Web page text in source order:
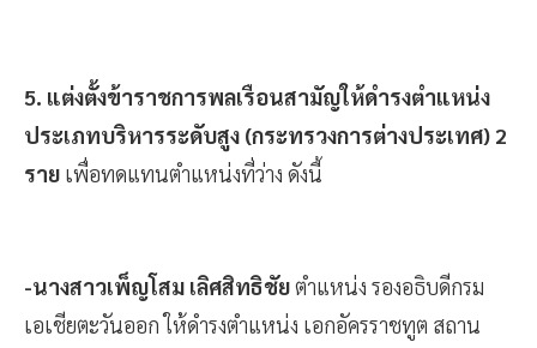
5. แต่งตั้งข้าราชการพลเรือนสามัญให้ดำรงตำแหน่ง
ประเภทบริหารระดับสูง (กระทรวงการต่างประเทศ) 2
ราย เพื่อทดแทนตำแหน่งที่ว่าง ดังนี้
-นางสาวเพ็ญโสม เลิศสิทธิชัยตำแหน่ง รองอธิบดีกรม
เอเชียตะวันออก ให้ดำรงตำแหน่ง เอกอัครราชทูต สถาน